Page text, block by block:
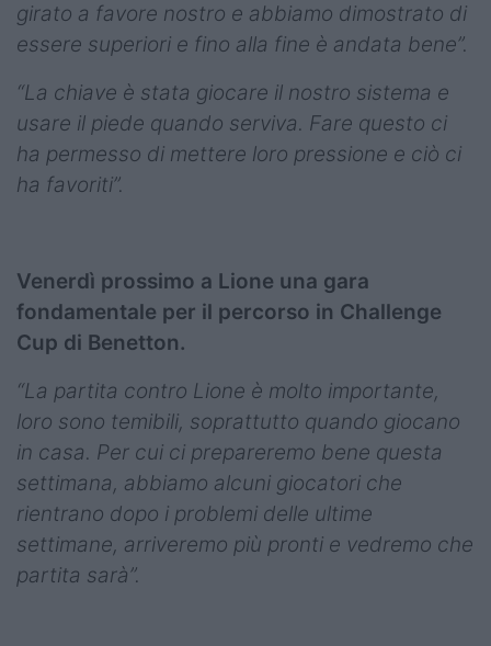
girato a favore nostro e abbiamo dimostrato di
essere superiori e fino alla fine è andata bene”.
“La chiave è stata giocare il nostro sistema e
usare il piede quando serviva. Fare questo ci
ha permesso di mettere loro pressione e ciò ci
ha favoriti”.
Venerdì prossimo a Lione una gara
fondamentale per il percorso in Challenge
Cup di Benetton.
“La partita contro Lione è molto importante,
loro sono temibili, soprattutto quando giocano
in casa. Per cui ci prepareremo bene questa
settimana, abbiamo alcuni giocatori che
rientrano dopo i problemi delle ultime
settimane, arriveremo più pronti e vedremo che
partita sarà”.